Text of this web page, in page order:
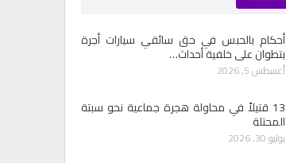
أحكام بالحبس في حق سائقي سيارات أجرة
بتطوان على خلفية أحداث…
أغسطس 5, 2026
13 قتيلاً في محاولة هجرة جماعية نحو سبتة
المحتلة
يوليو 30, 2026